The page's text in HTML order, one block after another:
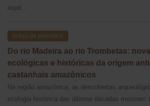
espé...
Artigo de periódico
Do rio Madeira ao rio Trombetas:
ecológicas e históricas da origem
castanhais amazônicos
Na região amazônica, as descobertas
ecologia histórica das últimas décadas mostram